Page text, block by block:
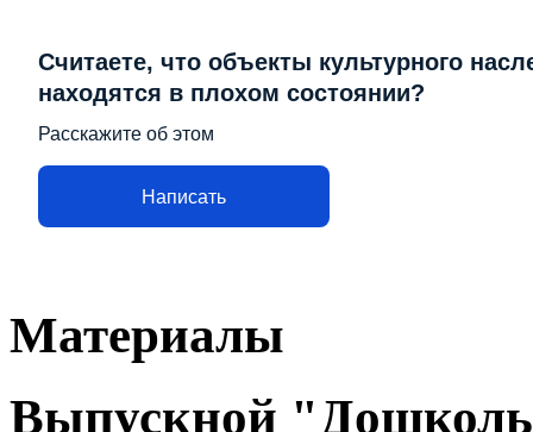
Считаете, что объекты культурного
находятся в плохом состоянии?
Расскажите об этом
Написать
Материалы
Выпускной